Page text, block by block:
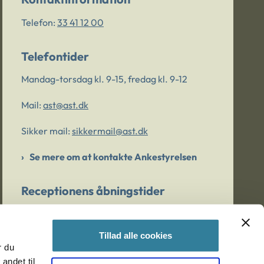
du
til
Tillad alle cookies
Telefon: 33 41 12 00
Telefontider
Mandag-torsdag kl. 9-15, fredag kl. 9-12
Mail: ast@ast.dk
Sikker mail: sikkermail@ast.dk
Se mere om at kontakte Ankestyrelsen
Receptionens åbningstider
Er du bekymret for et barn/en ung?